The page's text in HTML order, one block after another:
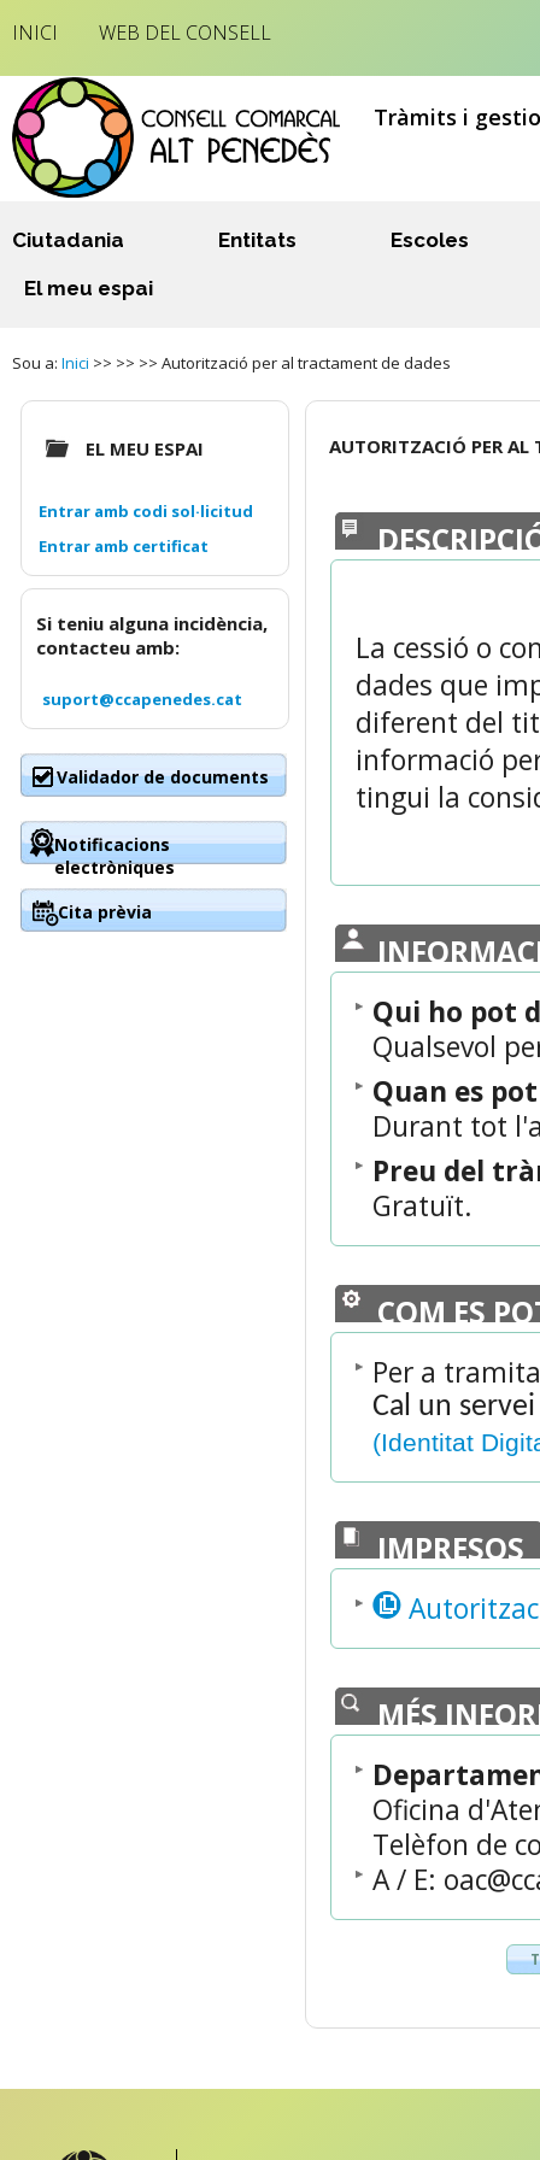
INICI WEB DEL CONSELL
Tràmits i
Ciutadania Entitats
Escoles
El meu espai
Sou a: Inici >> >> >> Autorització per al tractament de dades
AUTORITZACIÓ PER AL
La cessió o
dades que
diferent del
informació
tingui la
Qui ho pot
Qualsevol
Quan es
Durant tot
Preu del
Gratuït.
COM ES
Per a
Cal un
(Identitat
IMPRESOS
MÉS
Oficina
Telèfon de
A / E:
EL MEU ESPAI
Entrar amb codi sol·licitud
Si teniu alguna incidència,
contacteu amb:
suport@ccapenedes.cat
Validador de documents
Notificacions
electròniques
Cita prèvia